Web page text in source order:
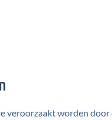
veroorzaakt worden